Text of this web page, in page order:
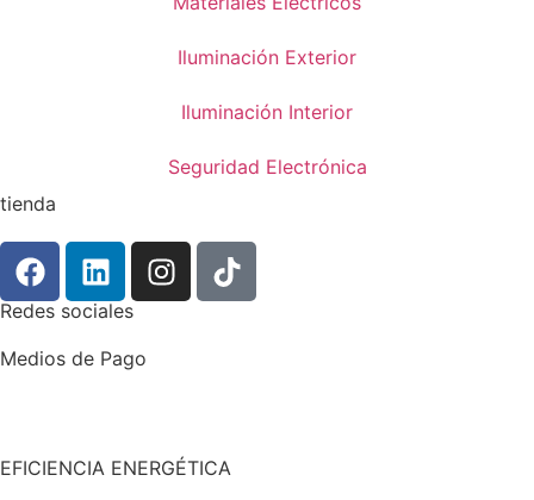
Iluminación Exterior
Iluminación Interior
Seguridad Electrónica
tienda
Redes sociales
Medios de Pago
EFICIENCIA ENERGÉTICA